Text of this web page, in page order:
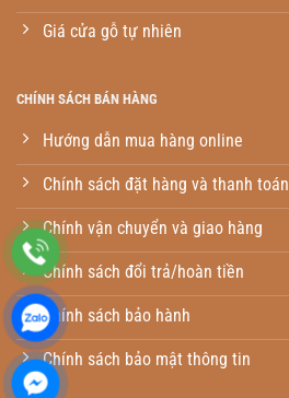
Giá cửa gỗ tự nhiên
CHÍNH SÁCH BÁN HÀNG
Hướng dẫn mua hàng online
Chính sách đặt hàng và thanh toán
Chính vận chuyển và giao hàng
Chính sách đổi trả/hoàn tiền
Chính sách bảo hành
Chính sách bảo mật thông tin